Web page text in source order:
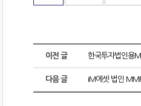
이전 글 한국투자법인용
다음 글 iM에셋 법인